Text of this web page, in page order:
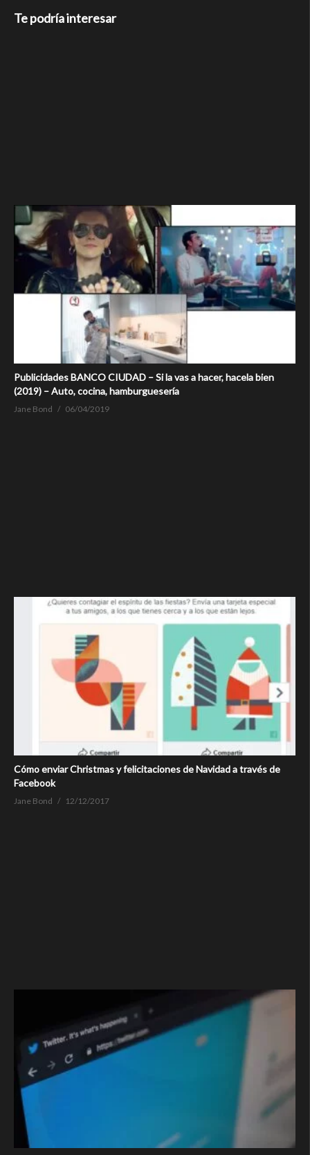
Te podría interesar
Publicidades BANCO CIUDAD – Si la vas a hacer, hacela bien
(2019) – Auto, cocina, hamburguesería
Jane Bond 06/04/2019
Cómo enviar Christmas y felicitaciones de Navidad a través de
Facebook
Jane Bond 12/12/2017